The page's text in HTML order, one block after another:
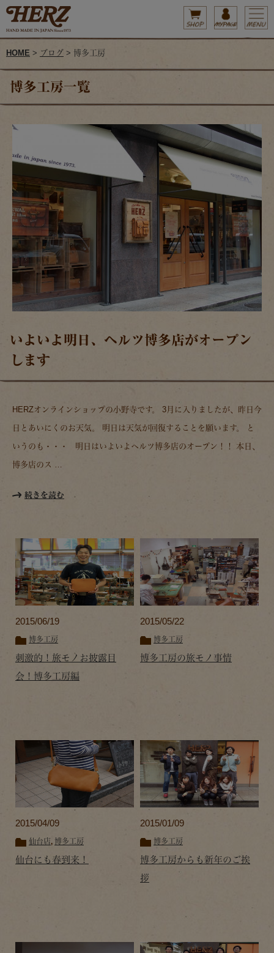
HOME > ブログ > 博多工房
博多工房一覧
いよいよ明日、ヘルツ博多店がオープン
します
HERZオンラインショップの小野寺です。 3月に入りましたが、昨日今
日とあいにくのお天気。 明日は天気が回復することを願います。 と
いうのも・・・ 明日はいよいよヘルツ博多店のオープン！！ 本日、
博多店のス …
続きを読む
2015/06/19
博多工房
刺激的！旅モノお披露目
会！博多工房編
2015/05/22
博多工房
博多工房の旅モノ事情
2015/04/09
仙台店, 博多工房
仙台にも春到来！
2015/01/09
博多工房
博多工房からも新年のご挨
拶